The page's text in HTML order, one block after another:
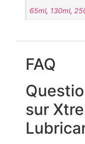
65ml, 130ml,
FAQ
sur